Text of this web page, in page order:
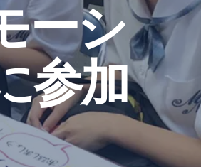
ーシ
参加